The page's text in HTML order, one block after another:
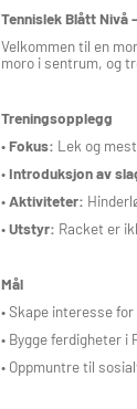
Tennislek Blått Nivå
Velkommen til en
moro i sentrum, og
Treningsopplegg
•Fokus: Lek og
•Introduksjon av
•Aktiviteter:
•Utstyr: Racket er
Mål
• Skape interesse
• Bygge ferdigheter i
• Oppmuntre til